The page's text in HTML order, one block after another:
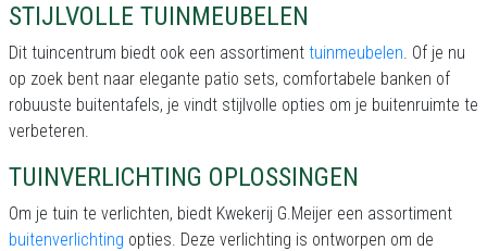
STIJLVOLLE TUINMEUBELEN
Dit tuincentrum biedt ook een assortiment tuinmeubelen. Of je nu
op zoek bent naar elegante patio sets, comfortabele banken of
robuuste buitentafels, je vindt stijlvolle opties om je buitenruimte te
verbeteren.
TUINVERLICHTING OPLOSSINGEN
Om je tuin te verlichten, biedt Kwekerij G.Meijer een assortiment
buitenverlichting opties. Deze verlichting is ontworpen om de